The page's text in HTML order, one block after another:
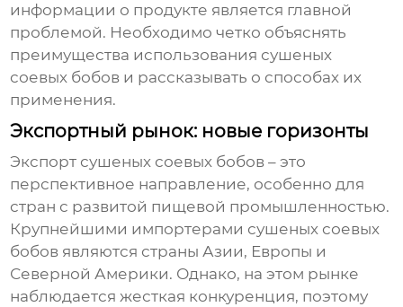
информации о продукте является главной
проблемой. Необходимо четко объяснять
преимущества использования сушеных
соевых бобов и рассказывать о способах их
применения.
Экспортный рынок: новые горизонты
Экспорт сушеных соевых бобов – это
перспективное направление, особенно для
стран с развитой пищевой промышленностью.
Крупнейшими импортерами сушеных соевых
бобов являются страны Азии, Европы и
Северной Америки. Однако, на этом рынке
наблюдается жесткая конкуренция, поэтому